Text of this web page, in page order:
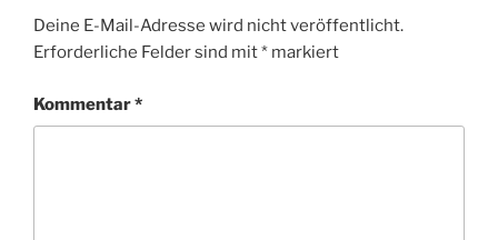
Deine E-Mail-Adresse wird nicht veröffentlicht.
Erforderliche Felder sind mit* markiert
Kommentar*